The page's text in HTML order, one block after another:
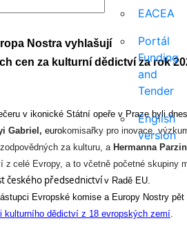
EACEA
Portál
Funding
and
Tender
English
version
Nostra vyhlašují
cen za kulturní dědictví za rok
v ikonické Státní opeře v Praze byli
Gabriel, eurokomisařky pro inovace,
za kulturu, a Hermanna
z celé Evropy, a to včetně početné skupiny
českého předsednictví v Radě EU.
Evropské komise a Europy Nostry pět
kulturního dědictví z 18 evropských zemí